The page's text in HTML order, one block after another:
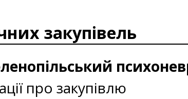
закупівель
про закупівлю